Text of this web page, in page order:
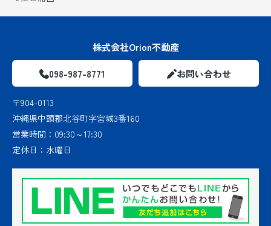
株式会社Orion不動産
098-987-8771 お問い合わせ
〒904-0113
沖縄県中頭郡北谷町字宮城3番160
営業時間： 09:30～17:30
定休日： 水曜日